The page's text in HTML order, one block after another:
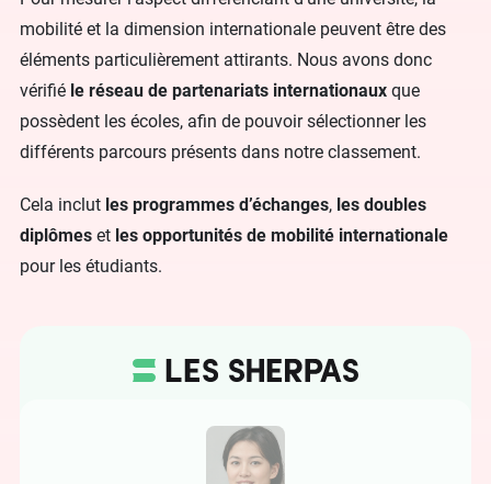
mobilité et la dimension internationale peuvent être des
éléments particulièrement attirants. Nous avons donc
vérifié le réseau de partenariats internationaux que
possèdent les écoles, afin de pouvoir sélectionner les
différents parcours présents dans notre classement.
Cela inclut les programmes d’échanges, les doubles
diplômes et les opportunités de mobilité internationale
pour les étudiants.